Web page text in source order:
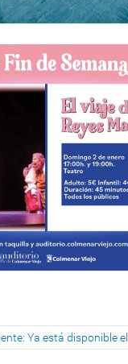
Ya está disponible